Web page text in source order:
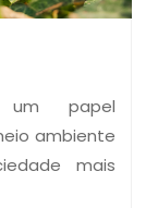
um papel
ambiente
mais